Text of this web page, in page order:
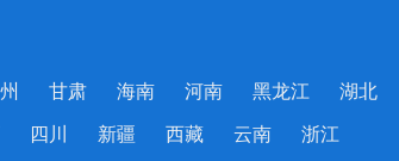
甘肃 海南 河南 黑龙江 湖北
四川 新疆 西藏 云南 浙江